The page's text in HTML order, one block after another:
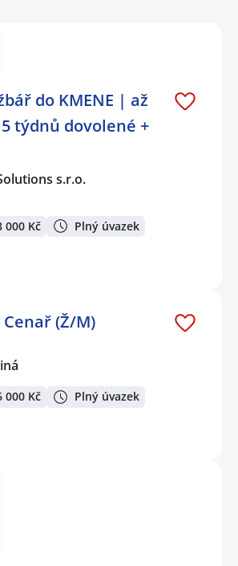
do KMENE | až
týdnů dovolené +
s.r.o.
000 Kč Plný úvazek
(Ž/M)
000 Kč Plný úvazek